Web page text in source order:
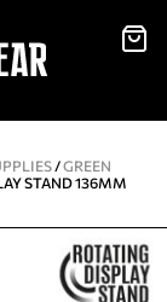
/GREEN
STAND 136MM